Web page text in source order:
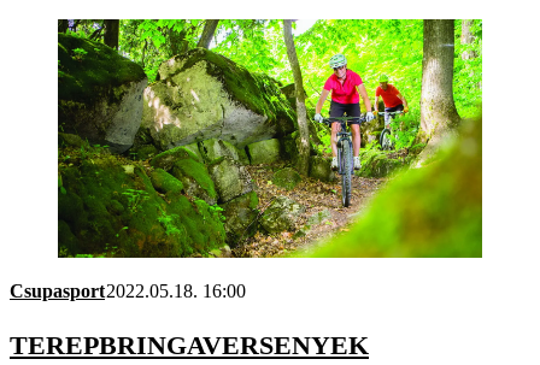
Csupasport2022.05.18. 16:00
TEREPBRINGAVERSENYEK